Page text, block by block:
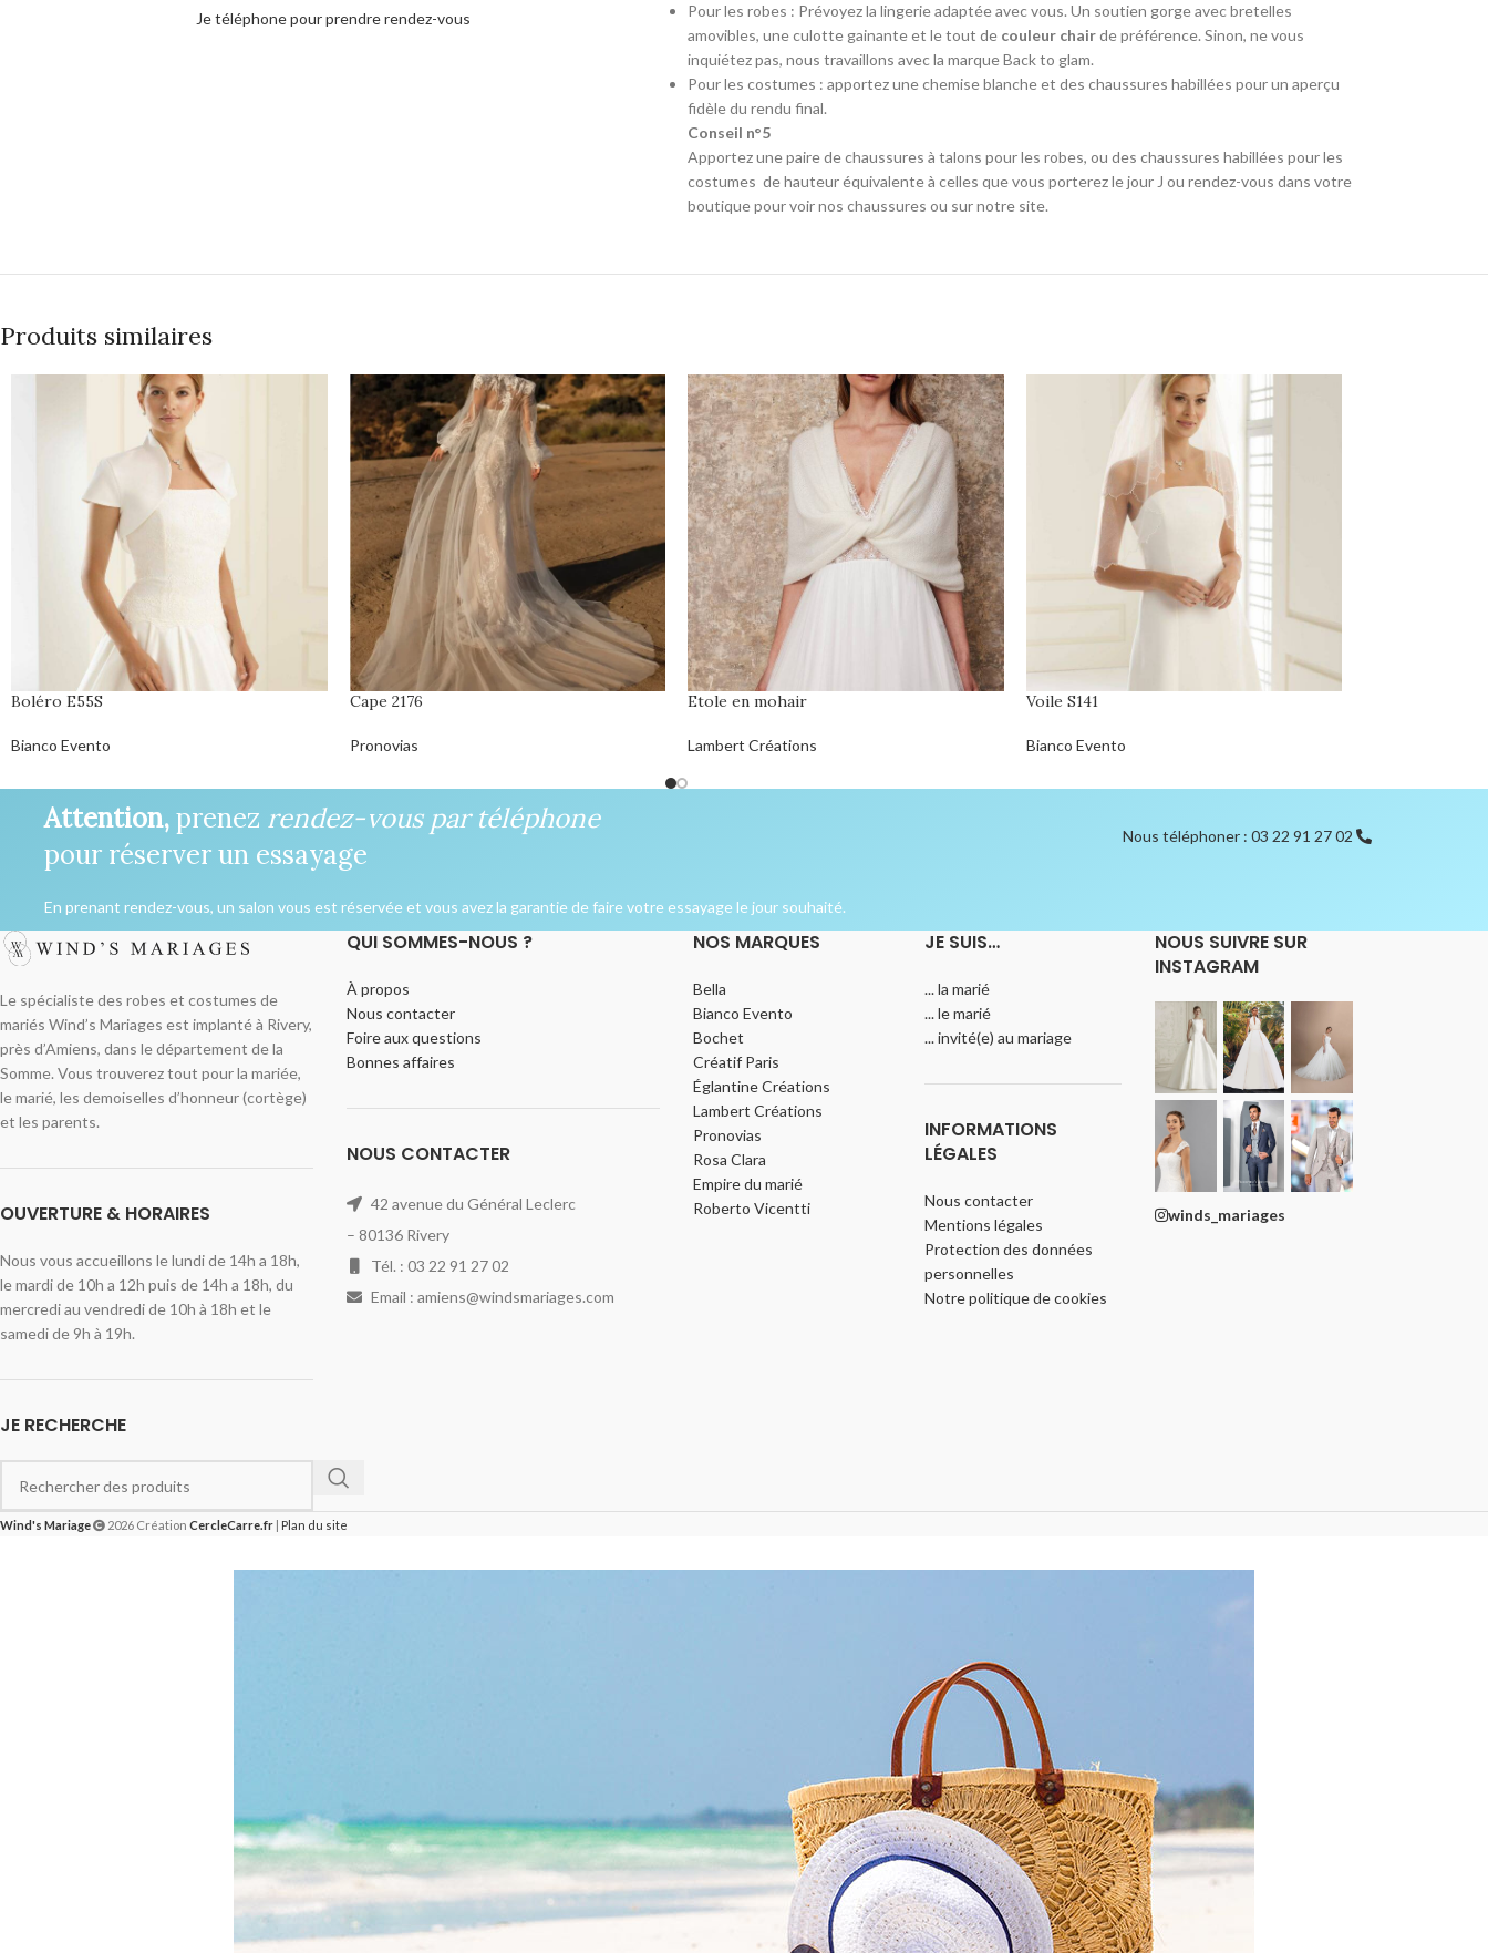
Je téléphone pour prendre rendez-vous
Pour les robes : Prévoyez la lingerie adaptée avec vous. Un soutien gorge avec bretelles
amovibles, une culotte gainante et le tout de couleur chairde préférence. Sinon, ne vous
inquiétez pas, nous travaillons avec la marque Back to glam.
Pour les costumes : apportez une chemise blanche et des chaussures habillées pour un aperçu
fidèle du rendu final.
Conseil n°5
Apportez une paire de chaussures à talons pour les robes, ou des chaussures habillées pour les
costumes de hauteur équivalente à celles que vous porterez le jour J ou rendez-vous dans votre
boutique pour voir nos chaussures ou sur notre site.
Produits similaires
Boléro E55S
Bianco Evento
Cape 2176
Pronovias
Etole en mohair
Lambert Créations
Voile S141
Bianco Evento
Attention,prenez rendez-vous par téléphone
pour réserver un essayage
En prenant rendez-vous, un salon vous est réservée et vous avez la garantie de faire votre essayage le jour souhaité.
Nous téléphoner : 03 22 91 27 02
Le spécialiste des robes et costumes de
mariés Wind’s Mariages est implanté à Rivery,
près d’Amiens, dans le département de la
Somme. Vous trouverez tout pour la mariée,
le marié, les demoiselles d’honneur (cortège)
et les parents.
OUVERTURE & HORAIRES
Nous vous accueillons le lundi de 14h a 18h,
le mardi de 10h a 12h puis de 14h a 18h, du
mercredi au vendredi de 10h à 18h et le
samedi de 9h à 19h.
JE RECHERCHE
QUI SOMMES-NOUS ?
À propos
Nous contacter
Foire aux questions
Bonnes affaires
NOUS CONTACTER
42 avenue du Général Leclerc
– 80136 Rivery
Tél. : 03 22 91 27 02
Email : amiens@windsmariages.com
NOS MARQUES
Bella
Bianco Evento
Bochet
Créatif Paris
Églantine Créations
Lambert Créations
Pronovias
Rosa Clara
Empire du marié
Roberto Vicentti
JE SUIS…
... la marié
... le marié
... invité(e) au mariage
INFORMATIONS
LÉGALES
Nous contacter
Mentions légales
Protection des données
personnelles
Notre politique de cookies
NOUS SUIVRE SUR
INSTAGRAM
winds_mariages
Wind's Mariage 2026 Création CercleCarre.fr Plan du site